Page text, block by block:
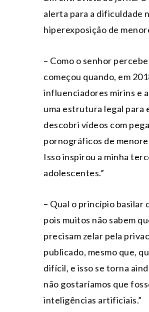
alerta para a dificuldade
hiperexposição de
– Como o senhor
começou quando, em
influenciadores mirins e
uma estrutura legal para
descobri vídeos com
pornográficos de
Isso inspirou a minha
adolescentes.”
– Qual o princípio basilar
pois muitos não sabem
precisam zelar pela
publicado, mesmo que,
difícil, e isso se torna
não gostaríamos que
inteligências artificiais.”